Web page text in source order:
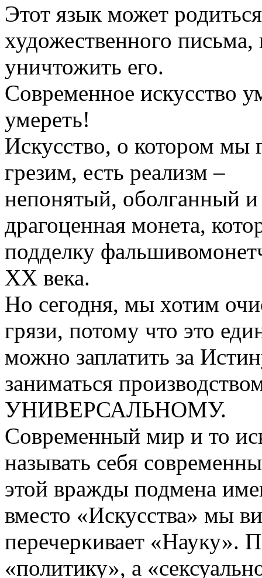
Этот язык может
художественного
уничтожить его.
Современное искусство
умереть!
Искусство, о котором
грезим, есть реализм –
непонятый, оболганный
драгоценная монета,
подделку
ХХ века.
Но сегодня, мы хотим
грязи, потому что это
можно заплатить за
заниматься
УНИВЕРСАЛЬНОМУ.
Современный мир и то
называть себя
этой вражды подмена
вместо «Искусства» мы
перечеркивает «Науку».
«политику», а